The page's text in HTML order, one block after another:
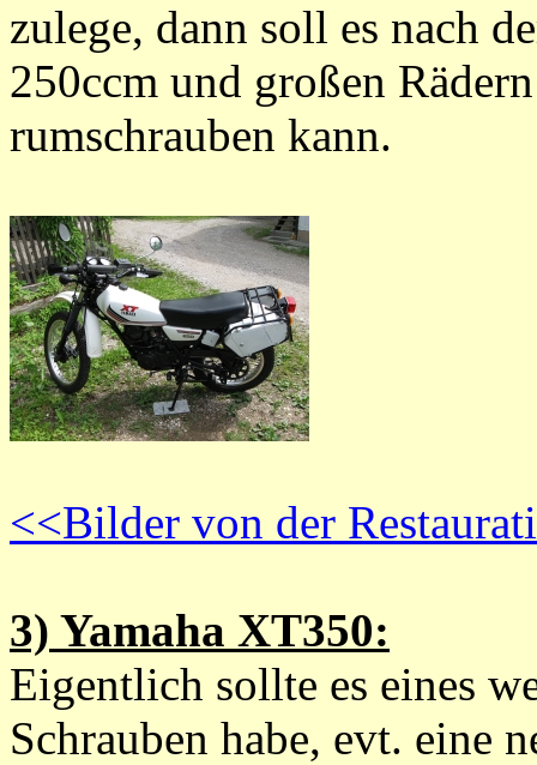
zulege, dann soll es nach
250ccm und großen
rumschrauben kann.
<<Bilder von der
3) Yamaha XT350:
Eigentlich sollte es eines
Schrauben habe, evt. eine